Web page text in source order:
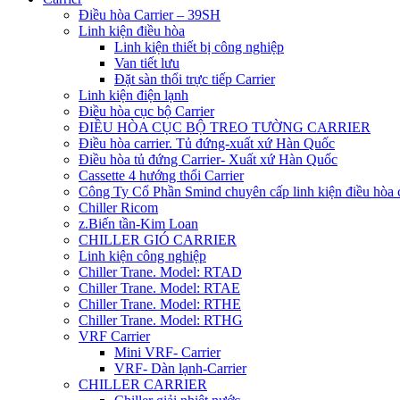
Điều hòa Carrier – 39SH
Linh kiện điều hòa
Linh kiện thiết bị công nghiệp
Van tiết lưu
Đặt sàn thổi trực tiếp Carrier
Linh kiện điện lạnh
Điều hòa cục bộ Carrier
ĐIỀU HÒA CỤC BỘ TREO TƯỜNG CARRIER
Điều hòa carrier. Tủ đứng-xuất xứ Hàn Quốc
Điều hòa tủ đứng Carrier- Xuất xứ Hàn Quốc
Cassette 4 hướng thổi Carrier
Công Ty Cổ Phần Smind chuyên cấp linh kiện điều hòa
Chiller Ricom
z.Biến tần-Kim Loan
CHILLER GIÓ CARRIER
Linh kiện công nghiệp
Chiller Trane. Model: RTAD
Chiller Trane. Model: RTAE
Chiller Trane. Model: RTHE
Chiller Trane. Model: RTHG
VRF Carrier
Mini VRF- Carrier
VRF- Dàn lạnh-Carrier
CHILLER CARRIER